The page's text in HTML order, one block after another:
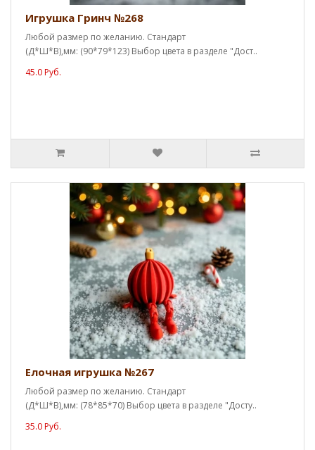
Игрушка Гринч №268
Любой размер по желанию. Стандарт
(Д*Ш*В),мм: (90*79*123) Выбор цвета в разделе "Дост..
45.0 Руб.
Елочная игрушка №267
Любой размер по желанию. Стандарт
(Д*Ш*В),мм: (78*85*70) Выбор цвета в разделе "Досту..
35.0 Руб.